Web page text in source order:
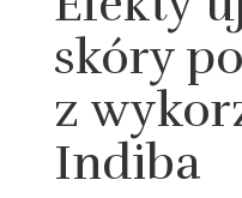
skóry
z
Indiba